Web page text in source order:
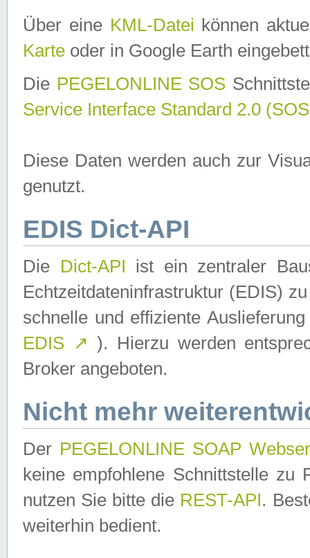
Über eine KML-Datei können
Karte oder in Google Earth
Die PEGELONLINE SOS
Service Interface Standard 2.0
Diese Daten werden auch zur
genutzt.
EDIS Dict-API
Die Dict-API ist ein zentraler
Echtzeitdateninfrastruktur (EDIS)
schnelle und effiziente
EDIS ↗ ). Hierzu werden
Broker angeboten.
Nicht mehr
Der PEGELONLINE SOAP
keine empfohlene Schnittstelle zu
nutzen Sie bitte die REST-API.
weiterhin bedient.